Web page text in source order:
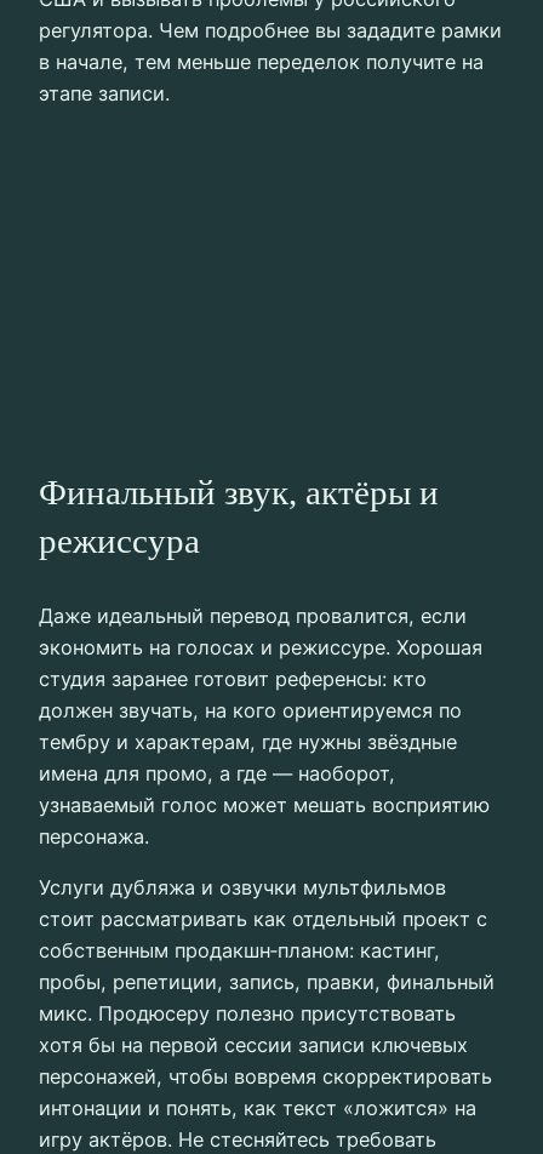
регулятора. Чем подробнее вы зададите рамки
в начале, тем меньше переделок получите на
этапе записи.
Финальный звук, актёры и
режиссура
Даже идеальный перевод провалится, если
экономить на голосах и режиссуре. Хорошая
студия заранее готовит референсы: кто
должен звучать, на кого ориентируемся по
тембру и характерам, где нужны звёздные
имена для промо, а где — наоборот,
узнаваемый голос может мешать восприятию
персонажа.
Услуги дубляжа и озвучки мультфильмов
стоит рассматривать как отдельный проект с
собственным продакшн‑планом: кастинг,
пробы, репетиции, запись, правки, финальный
микс. Продюсеру полезно присутствовать
хотя бы на первой сессии записи ключевых
персонажей, чтобы вовремя скорректировать
интонации и понять, как текст «ложится» на
игру актёров. Не стесняйтесь требовать